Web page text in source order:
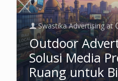
Swastika Advertising at
Outdoor
Solusi Media
Ruang untuk